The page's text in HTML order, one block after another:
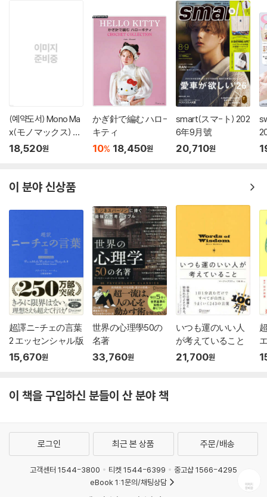
(예약도서) Mono Ma
x(モノマックス) 20
26年10月號
18,520원
かぎ針で編む ハロ-
キティ
10% 18,450원
smart(スマ-ト) 202
6年9月號
20,710원
이 분야 신상품
超譯ニ-チェの言葉
2 エッセンシャル版
15,670원
世界の心理學50の
名著
33,760원
いつも運のいい人
が考えていること
21,700원
이 책을 구입하신 분들이 산 분야 책
로그인 최근 본 상품 주문/배송
고객센터 1544-3800 티켓 1544-6399
중고샵 1566-4295
eBook 1:1문의/채팅상담